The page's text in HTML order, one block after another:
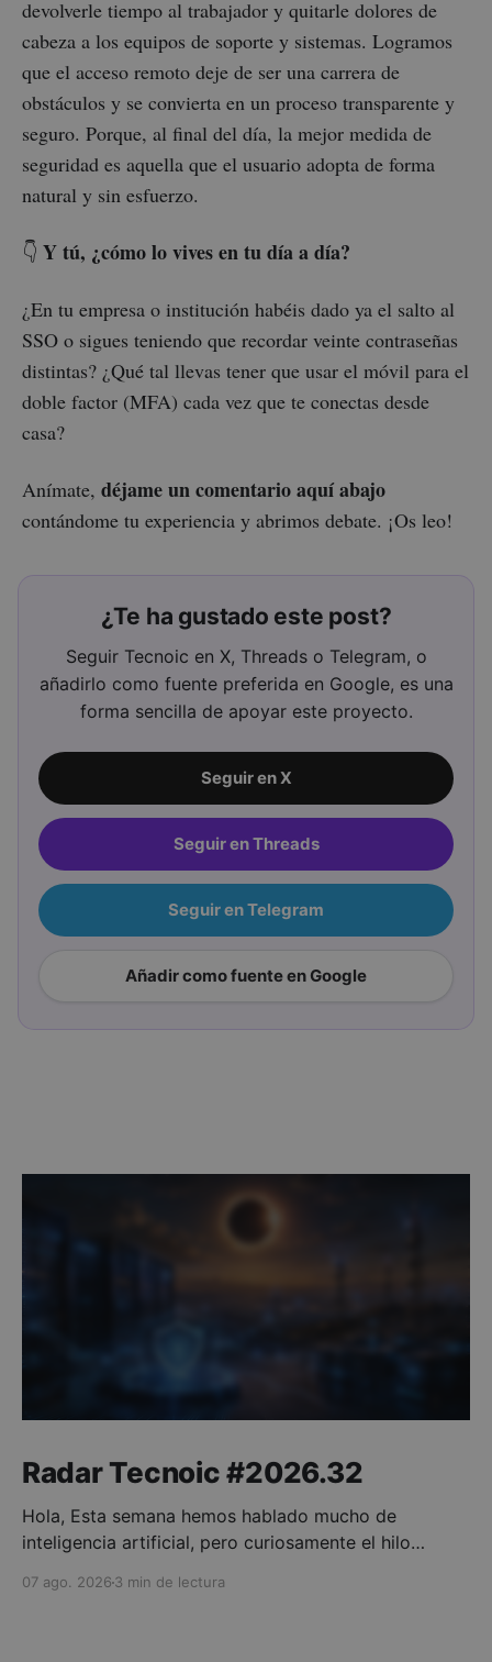
devolverle tiempo al trabajador y quitarle dolores de
cabeza a los equipos de soporte y sistemas. Logramos
que el acceso remoto deje de ser una carrera de
obstáculos y se convierta en un proceso transparente y
seguro. Porque, al final del día, la mejor medida de
seguridad es aquella que el usuario adopta de forma
natural y sin esfuerzo.
👇 Y tú, ¿cómo lo vives en tu día a día?
¿En tu empresa o institución habéis dado ya el salto al
SSO o sigues teniendo que recordar veinte contraseñas
distintas? ¿Qué tal llevas tener que usar el móvil para el
doble factor (MFA) cada vez que te conectas desde
casa?
Anímate, déjame un comentario aquí abajo
contándome tu experiencia y abrimos debate. ¡Os leo!
¿Te ha gustado este post?
Seguir Tecnoic en X, Threads o Telegram, o
añadirlo como fuente preferida en Google, es una
forma sencilla de apoyar este proyecto.
Seguir en X
Seguir en Threads
Seguir en Telegram
Añadir como fuente en Google
Radar Tecnoic #2026.32
Hola, Esta semana hemos hablado mucho de
inteligencia artificial, pero curiosamente el hilo
benchmarks. Ha sido todo lo que tiene que funcionar
07 ago. 2026 3 min de lectura